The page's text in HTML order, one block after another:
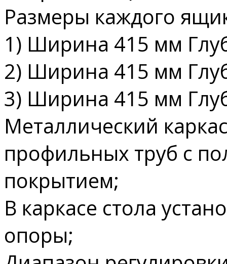
Размеры каждого
1) Ширина 415 мм
2) Ширина 415 мм
3) Ширина 415 мм
Металлический
профильных труб с
покрытием;
В каркасе стола
опоры;